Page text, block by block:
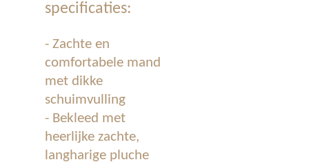
specificaties:
- Zachte en
comfortabele mand
met dikke
schuimvulling
- Bekleed met
heerlijke zachte,
langharige pluche